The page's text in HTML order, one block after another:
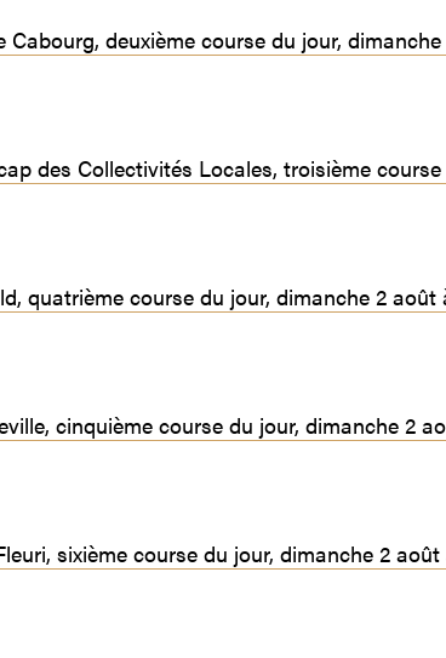
deuxième course du jour,
des Collectivités Locales, troisième course
quatrième course du jour, dimanche 2 août
cinquième course du jour, dimanche 2
sixième course du jour, dimanche 2 août